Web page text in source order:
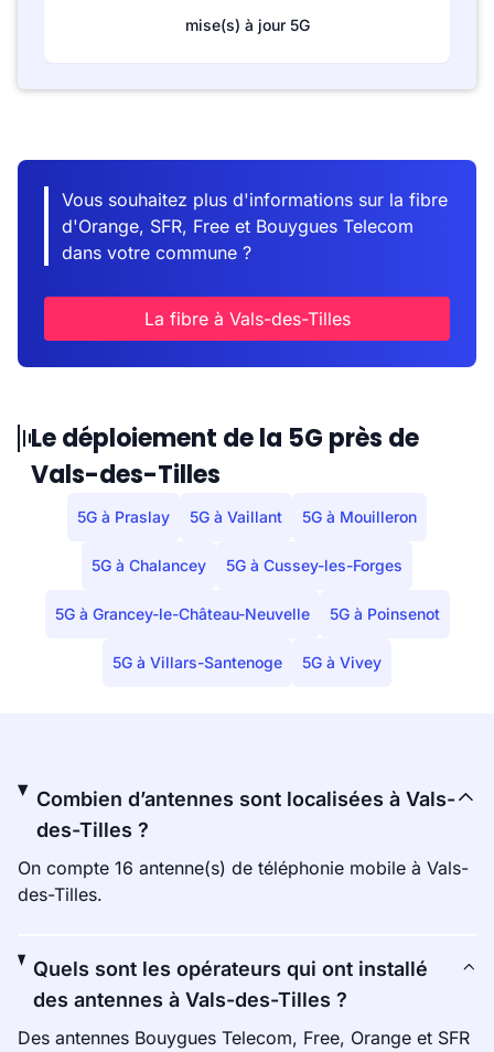
mise(s) à jour 5G
Vous souhaitez plus d'informations sur la fibre
d'Orange, SFR, Free et Bouygues Telecom
dans votre commune ?
La fibre à Vals-des-Tilles
Le déploiement de la 5G près de
Vals-des-Tilles
5G à Praslay 5G à Vaillant 5G à Mouilleron
5G à Chalancey 5G à Cussey-les-Forges
5G à Grancey-le-Château-Neuvelle 5G à Poinsenot
5G à Villars-Santenoge 5G à Vivey
Combien d’antennes sont localisées à Vals-
des-Tilles ?
On compte 16 antenne(s) de téléphonie mobile à Vals-
des-Tilles.
Quels sont les opérateurs qui ont installé
des antennes à Vals-des-Tilles ?
Des antennes Bouygues Telecom, Free, Orange et SFR